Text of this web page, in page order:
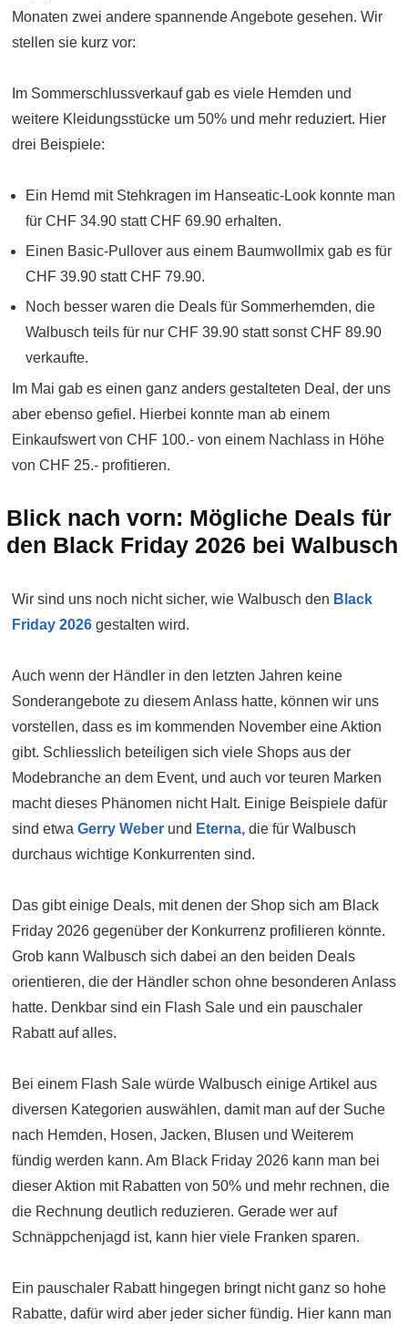
Monaten zwei andere spannende Angebote gesehen. Wir
stellen sie kurz vor:
Im Sommerschlussverkauf gab es viele Hemden und
weitere Kleidungsstücke um 50% und mehr reduziert. Hier
drei Beispiele:
Ein Hemd mit Stehkragen im Hanseatic-Look konnte man
für CHF 34.90 statt CHF 69.90 erhalten.
Einen Basic-Pullover aus einem Baumwollmix gab es für
CHF 39.90 statt CHF 79.90.
Noch besser waren die Deals für Sommerhemden, die
Walbusch teils für nur CHF 39.90 statt sonst CHF 89.90
verkaufte.
Im Mai gab es einen ganz anders gestalteten Deal, der uns
aber ebenso gefiel. Hierbei konnte man ab einem
Einkaufswert von CHF 100.- von einem Nachlass in Höhe
von CHF 25.- profitieren.
Blick nach vorn: Mögliche Deals für
den Black Friday 2026 bei Walbusch
Wir sind uns noch nicht sicher, wie Walbusch den Black
Friday 2026 gestalten wird.
Auch wenn der Händler in den letzten Jahren keine
Sonderangebote zu diesem Anlass hatte, können wir uns
vorstellen, dass es im kommenden November eine Aktion
gibt. Schliesslich beteiligen sich viele Shops aus der
Modebranche an dem Event, und auch vor teuren Marken
macht dieses Phänomen nicht Halt. Einige Beispiele dafür
sind etwa Gerry Weber und Eterna, die für Walbusch
durchaus wichtige Konkurrenten sind.
Das gibt einige Deals, mit denen der Shop sich am Black
Friday 2026 gegenüber der Konkurrenz profilieren könnte.
Grob kann Walbusch sich dabei an den beiden Deals
orientieren, die der Händler schon ohne besonderen Anlass
hatte. Denkbar sind ein Flash Sale und ein pauschaler
Rabatt auf alles.
Bei einem Flash Sale würde Walbusch einige Artikel aus
diversen Kategorien auswählen, damit man auf der Suche
nach Hemden, Hosen, Jacken, Blusen und Weiterem
fündig werden kann. Am Black Friday 2026 kann man bei
dieser Aktion mit Rabatten von 50% und mehr rechnen, die
die Rechnung deutlich reduzieren. Gerade wer auf
Schnäppchenjagd ist, kann hier viele Franken sparen.
Ein pauschaler Rabatt hingegen bringt nicht ganz so hohe
Rabatte, dafür wird aber jeder sicher fündig. Hier kann man